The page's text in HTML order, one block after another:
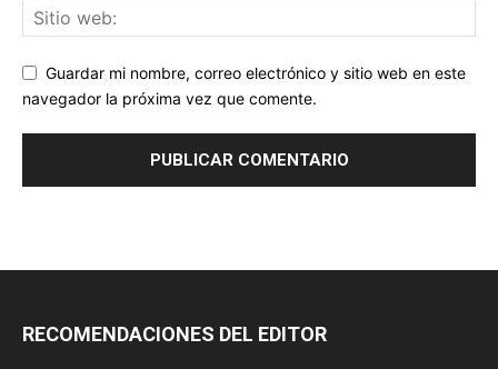
Guardar mi nombre, correo electrónico y sitio web en este
navegador la próxima vez que comente.
RECOMENDACIONES DEL EDITOR